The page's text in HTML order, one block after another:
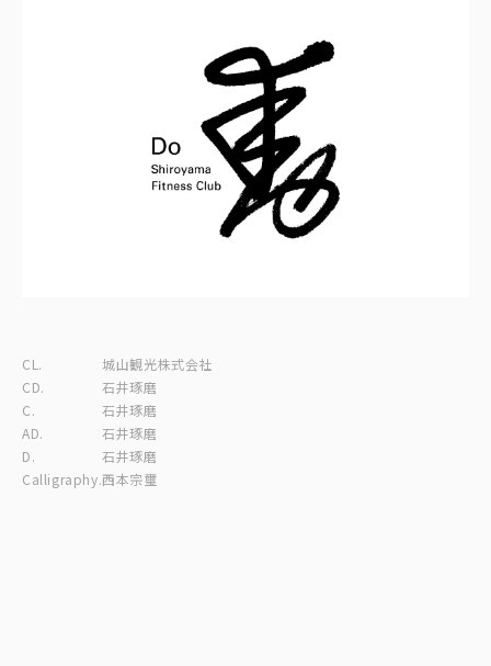
CL.
CD.
C.
AD.
D.
Calligraphy.
城山観光株式会社
石井琢磨
石井琢磨
石井琢磨
石井琢磨
西本宗璽